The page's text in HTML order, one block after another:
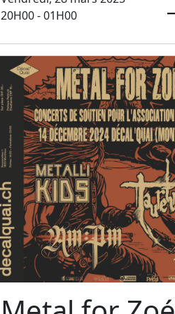
20H00 - 01H00